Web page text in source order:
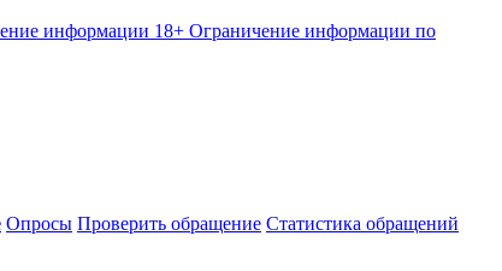
информации 18+ Ограничение информации по
Опросы Проверить обращение Статистика обращений